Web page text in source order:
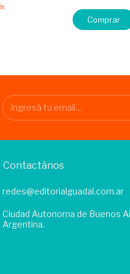
Comprar
Contactános
redes@editorialguadal.com.ar
Ciudad Autonoma de Buenos
Argentina.